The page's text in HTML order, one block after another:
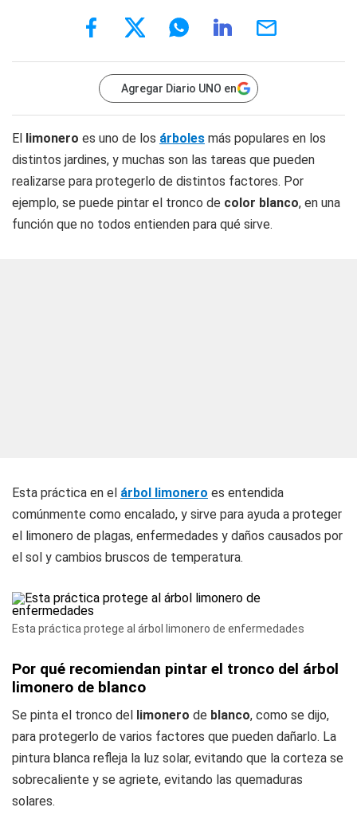
Agregar Diario UNO en
El limonero es uno de los árboles más populares en los
distintos jardines, y muchas son las tareas que pueden
realizarse para protegerlo de distintos factores. Por
ejemplo, se puede pintar el tronco de color blanco, en una
función que no todos entienden para qué sirve.
Esta práctica en el árbol limonero es entendida
comúnmente como encalado, y sirve para ayuda a proteger
el limonero de plagas, enfermedades y daños causados por
el sol y cambios bruscos de temperatura.
Esta práctica protege al árbol limonero de enfermedades
Por qué recomiendan pintar el tronco del árbol
limonero de blanco
Se pinta el tronco del limonero de blanco, como se dijo,
para protegerlo de varios factores que pueden dañarlo. La
pintura blanca refleja la luz solar, evitando que la corteza se
sobrecaliente y se agriete, evitando las quemaduras
solares.